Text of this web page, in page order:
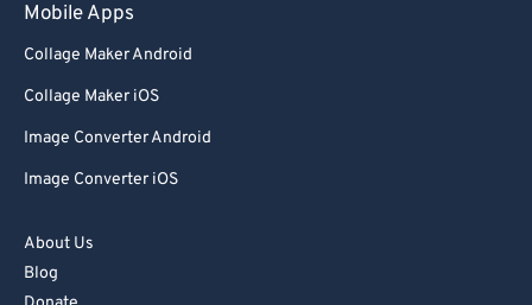
Mobile Apps
Collage Maker Android
Collage Maker iOS
Image Converter Android
Image Converter iOS
About Us
Blog